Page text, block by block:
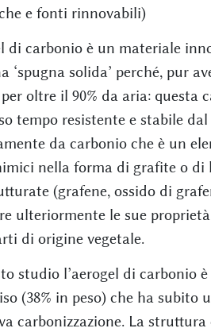
e fonti rinnovabili)
di carbonio è un materiale
‘spugna solida’ perché, pur
oltre il 90% da aria: questa
tempo resistente e stabile
da carbonio che è un
nella forma di grafite o di
(grafene, ossido di
ulteriormente le sue
di origine vegetale.
studio l’aerogel di
(38% in peso) che ha subito
carbonizzazione. La